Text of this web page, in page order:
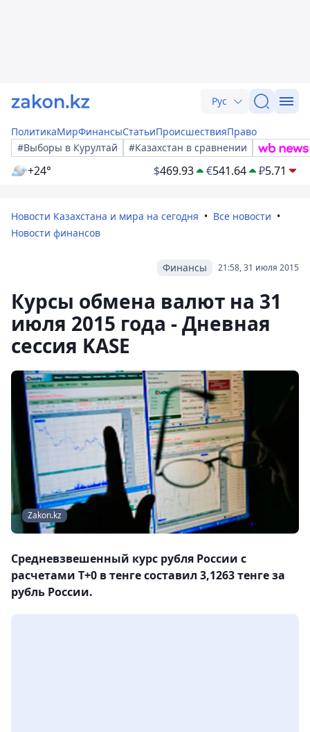
Рус
ПолитикаМирФинансыСтатьиПроисшествияПраво
#Выборы в Курултай
#Казахстан в сравнении
+24° $469.93 €541.64 ₽5.71
Новости Казахстана и мира на сегодня
Все новости
Новости финансов
21:58, 31 июля 2015
Финансы
Курсы обмена валют на 31
июля 2015 года - Дневная
сессия KASE
Zakon.kz
Средневзвешенный курс рубля России с
расчетами T+0 в тенге составил 3,1263 тенге за
рубль России.